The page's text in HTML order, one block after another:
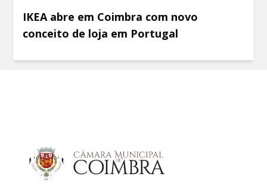
IKEA abre em Coimbra com novo
conceito de loja em Portugal